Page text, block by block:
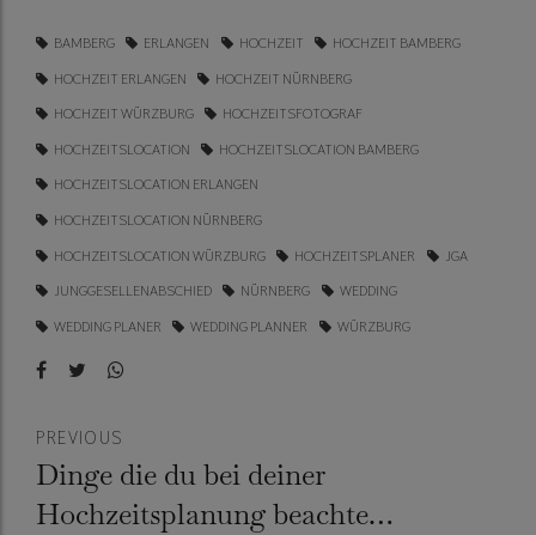
BAMBERG ERLANGEN HOCHZEIT
HOCHZEIT BAMBERG
HOCHZEIT ERLANGEN
HOCHZEIT NÜRNBERG
HOCHZEIT WÜRZBURG
HOCHZEITSFOTOGRAF
HOCHZEITSLOCATION
HOCHZEITSLOCATION BAMBERG
HOCHZEITSLOCATION ERLANGEN
HOCHZEITSLOCATION NÜRNBERG
HOCHZEITSLOCATION WÜRZBURG
HOCHZEITSPLANER
JGA
JUNGGESELLENABSCHIED
NÜRNBERG
WEDDING
WEDDING PLANER
WEDDING PLANNER WÜRZBURG
PREVIOUS
Dinge die du bei deiner
Hochzeitsplanung beachten